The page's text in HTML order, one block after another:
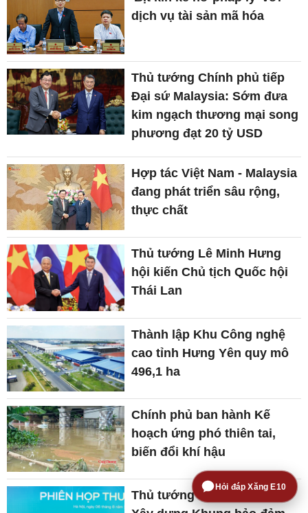
dịch vụ tài sản mã hóa
Thủ tướng Chính phủ tiếp
Đại sứ Malaysia: Sớm đưa
kim ngạch thương mại song
phương đạt 20 tỷ USD
Hợp tác Việt Nam - Malaysia
đang phát triển sâu rộng,
thực chất
Thủ tướng Lê Minh Hưng
hội kiến Chủ tịch Quốc hội
Thái Lan
Thành lập Khu Công nghệ
cao tỉnh Hưng Yên quy mô
496,1 ha
Chính phủ ban hành Kế
hoạch ứng phó thiên tai,
biến đổi khí hậu
Thủ tướng Lê Minh Hưng:
Hỏi đáp Xăng E10